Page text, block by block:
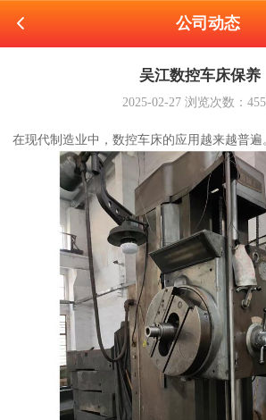
公司动态
吴江数控车床保养
2025-02-27浏览次数： 455
在现代制造业中，数控车床的应用越来越普遍